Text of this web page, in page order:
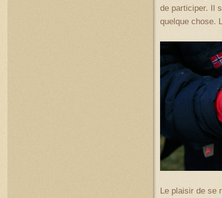
de participer. Il
quelque chose.
Le plaisir de se